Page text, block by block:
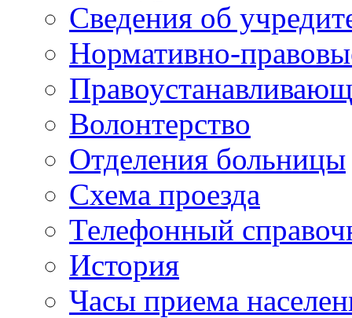
Сведения об
Нормативно-
Волонтерство
Отделения больницы
Схема проезда
Телефонный
История
Часы приема